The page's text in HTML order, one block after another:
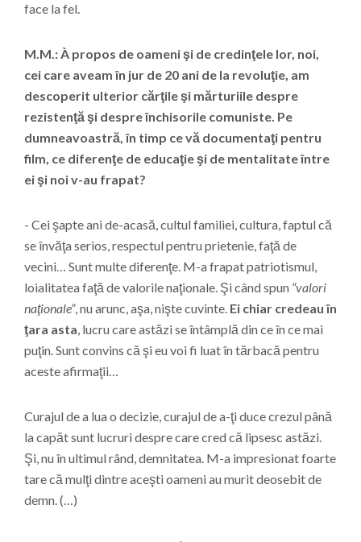
face la fel.
M.M.: À propos de oameni şi de credinţele lor, noi,
cei care aveam în jur de 20 ani de la revoluţie, am
descoperit ulterior cărţile şi mărturiile despre
rezistenţă şi despre închisorile comuniste. Pe
dumneavoastră, în timp ce vă documentaţi pentru
film, ce diferenţe de educaţie şi de mentalitate între
ei şi noi v-au frapat?
- Cei şapte ani de-acasă, cultul familiei, cultura, faptul că
se învăţa serios, respectul pentru prietenie, faţă de
vecini… Sunt multe diferenţe. M-a frapat patriotismul,
loialitatea faţă de valorile naţionale. Şi când spun “valori
naţionale”, nu arunc, aşa, nişte cuvinte. Ei chiar credeau în
ţara asta, lucru care astăzi se întâmplă din ce în ce mai
puţin. Sunt convins că şi eu voi fi luat în tărbacă pentru
aceste afirmaţii…
Curajul de a lua o decizie, curajul de a-ţi duce crezul până
la capăt sunt lucruri despre care cred că lipsesc astăzi.
Şi, nu în ultimul rând, demnitatea. M-a impresionat foarte
tare că mulţi dintre aceşti oameni au murit deosebit de
demn. (…)